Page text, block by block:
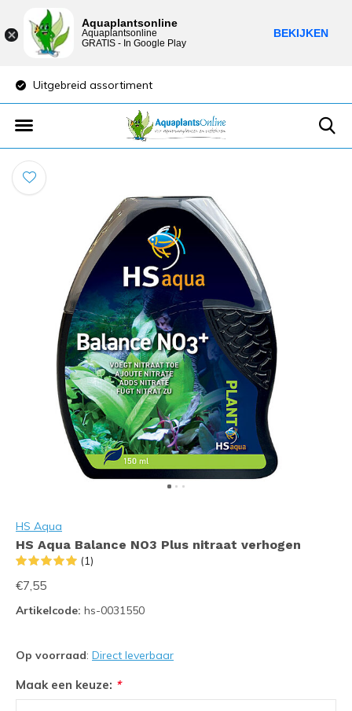
Uitgebreid assortiment
HS Aqua
HS Aqua Balance NO3 Plus nitraat verhogen
(1)
€7,55
Artikelcode: hs-0031550
Op voorraad: Direct leverbaar
Maak een keuze: *
Aquaplantsonline
Aquaplantsonline
GRATIS - In Google Play
BEKIJKEN